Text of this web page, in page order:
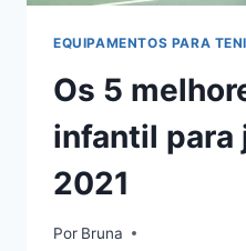
EQUIPAMENTOS PARA
Os 5
infantil para
2021
Por Bruna